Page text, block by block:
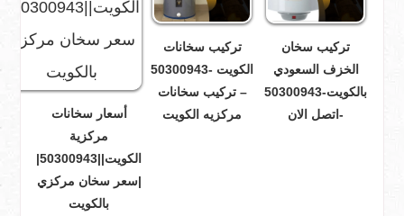
تركيب سخان
الخزف السعودي
بالكويت-50300943
-اتصل الان
تركيب سخانات
الكويت -50300943
– تركيب سخانات
مركزيه الكويت
أسعار سخانات
مركزية
الكويت||50300943|
|سعر سخان مركزي
بالكويت